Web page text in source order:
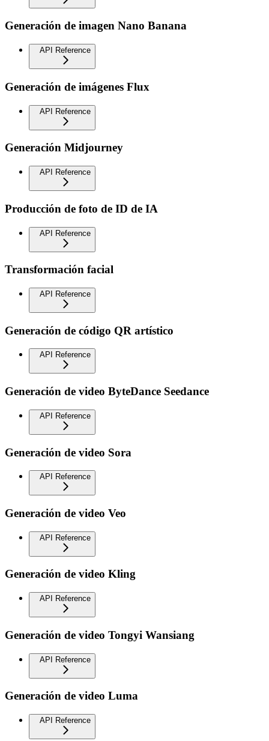
Generación de imagen Nano Banana
API Reference
Generación de imágenes Flux
API Reference
Generación Midjourney
API Reference
Producción de foto de ID de IA
API Reference
Transformación facial
API Reference
Generación de código QR artístico
API Reference
Generación de video ByteDance Seedance
API Reference
Generación de video Sora
API Reference
Generación de video Veo
API Reference
Generación de video Kling
API Reference
Generación de video Tongyi Wansiang
API Reference
Generación de video Luma
API Reference